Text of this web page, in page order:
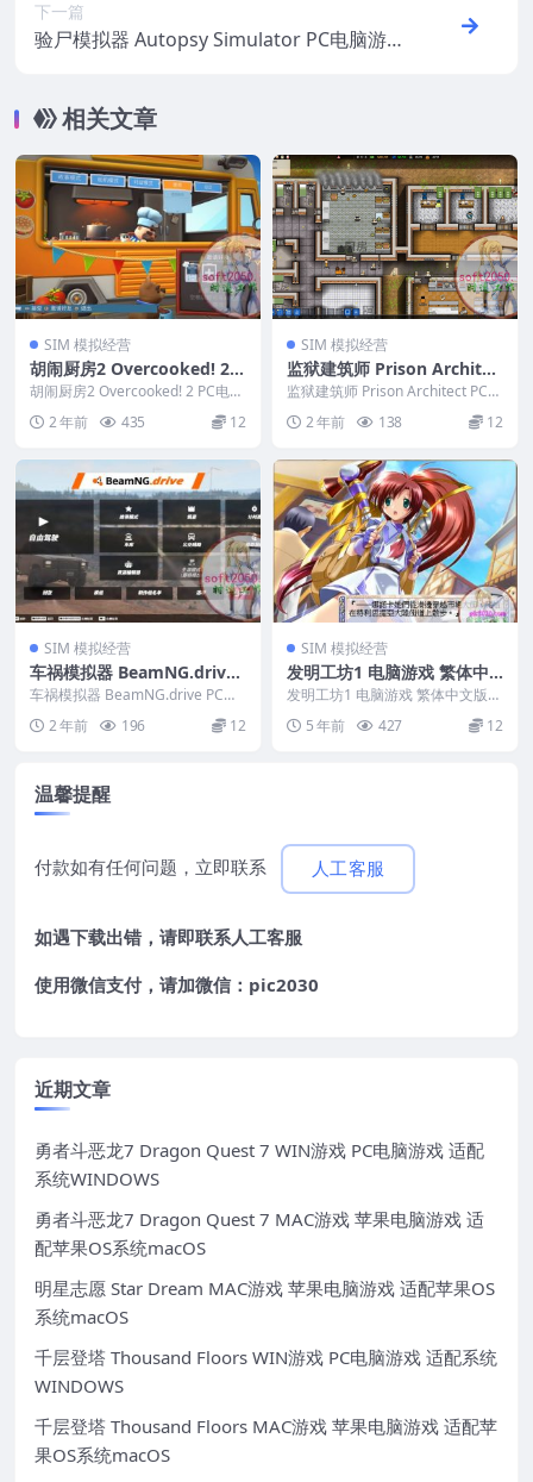
下一篇
验尸模拟器 Autopsy Simulator PC电脑游
相关文章
SIM 模拟经营
胡闹厨房2 Overcooked! 2 P
C电脑游戏 适用WIN11 WIN
10
胡闹厨房2 Overcooked! 2 PC电脑
2 年前 435 12
SIM 模拟经营
监狱建筑师 Prison Architec
t PC电脑游戏 适用WIN11 W
IN10
监狱建筑师 Prison Architect PC电
2 年前 138 12
SIM 模拟经营
车祸模拟器 BeamNG.drive
PC电脑游戏 适用WIN11 WI
N10
车祸模拟器 BeamNG.drive PC电
2 年前 196 12
SIM 模拟经营
发明工坊1 电脑游戏 繁体中
文版 支援win11 win10 win
7
发明工坊1 电脑游戏 繁体中文版
支援win11 win10 win7 &nbs...
5 年前 427 12
温馨提醒
付款如有任何问题，立即联系 人工客服
如遇下载出错，请即联系人工客服
使用微信支付，请加微信：pic2030
近期文章
勇者斗恶龙7 Dragon Quest 7 WIN游戏 PC电脑游戏 适配
系统WINDOWS
勇者斗恶龙7 Dragon Quest 7 MAC游戏 苹果电脑游戏 适
配苹果OS系统macOS
明星志愿 Star Dream MAC游戏 苹果电脑游戏 适配苹果OS
系统macOS
千层登塔 Thousand Floors WIN游戏 PC电脑游戏 适配系统
WINDOWS
千层登塔 Thousand Floors MAC游戏 苹果电脑游戏 适配苹
果OS系统macOS